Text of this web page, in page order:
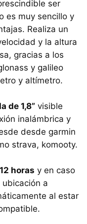
ser
es muy sencillo y
Realiza un
y la altura
gracias a los
y galileo
y altímetro.
de 1,8” visible
inalámbrica y
desde garmin
strava, komooty.
horas y en caso
a
al estar